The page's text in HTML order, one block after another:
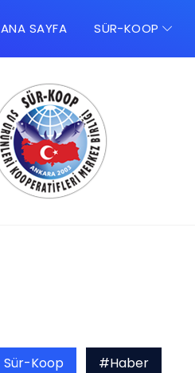
ANA SAYFA SÜR-KOOP
Sür-Koop #Haber